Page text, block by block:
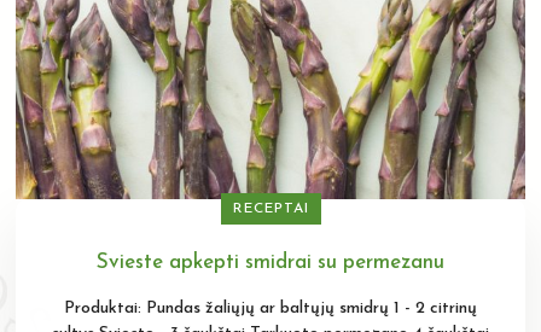
RECEPTAI
Svieste apkepti smidrai su permezanu
Produktai: Pundas žaliųjų ar baltųjų smidrų 1 - 2 citrinų